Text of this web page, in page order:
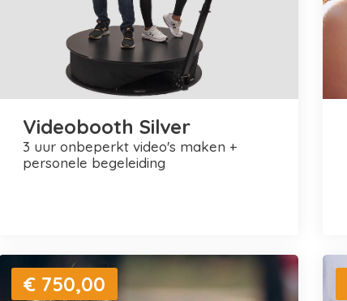
Videobooth Silver
3 uur onbeperkt video's maken +
personele begeleiding
€ 750,00